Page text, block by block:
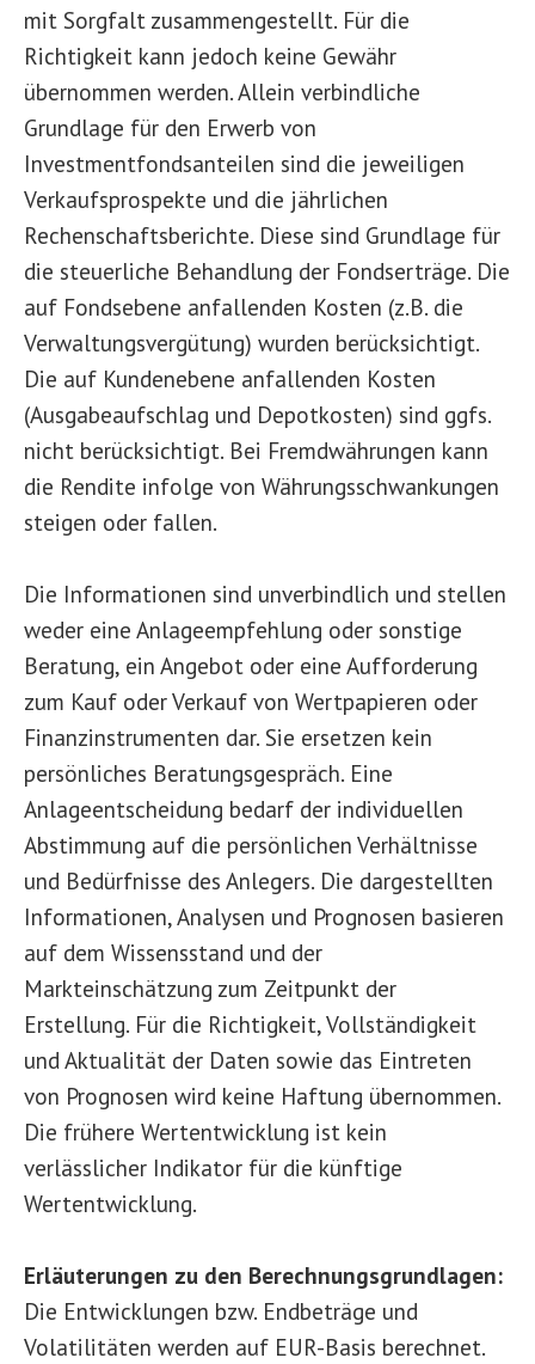
mit Sorgfalt zusammengestellt. Für die
Richtigkeit kann jedoch keine Gewähr
übernommen werden. Allein verbindliche
Grundlage für den Erwerb von
Investmentfondsanteilen sind die jeweiligen
Verkaufsprospekte und die jährlichen
Rechenschaftsberichte. Diese sind Grundlage für
die steuerliche Behandlung der Fondserträge. Die
auf Fondsebene anfallenden Kosten (z.B. die
Verwaltungsvergütung) wurden berücksichtigt.
Die auf Kundenebene anfallenden Kosten
(Ausgabeaufschlag und Depotkosten) sind ggfs.
nicht berücksichtigt. Bei Fremdwährungen kann
die Rendite infolge von Währungsschwankungen
steigen oder fallen.
Die Informationen sind unverbindlich und stellen
weder eine Anlageempfehlung oder sonstige
Beratung, ein Angebot oder eine Aufforderung
zum Kauf oder Verkauf von Wertpapieren oder
Finanzinstrumenten dar. Sie ersetzen kein
persönliches Beratungsgespräch. Eine
Anlageentscheidung bedarf der individuellen
Abstimmung auf die persönlichen Verhältnisse
und Bedürfnisse des Anlegers. Die dargestellten
Informationen, Analysen und Prognosen basieren
auf dem Wissensstand und der
Markteinschätzung zum Zeitpunkt der
Erstellung. Für die Richtigkeit, Vollständigkeit
und Aktualität der Daten sowie das Eintreten
von Prognosen wird keine Haftung übernommen.
Die frühere Wertentwicklung ist kein
verlässlicher Indikator für die künftige
Wertentwicklung.
Erläuterungen zu den Berechnungsgrundlagen:
Die Entwicklungen bzw. Endbeträge und
Volatilitäten werden auf EUR-Basis berechnet.